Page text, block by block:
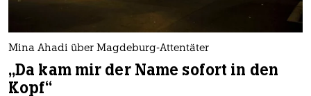
Mina Ahadi über Magdeburg-Attentäter
„Da kam mir der Name sofort in den
Kopf“